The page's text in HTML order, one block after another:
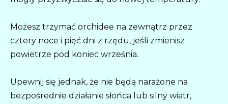
Możesz trzymać orchidee na zewnątrz przez
cztery noce i pięć dni z rzędu, jeśli zmienisz
powietrze pod koniec września.
Upewnij się jednak, że nie będą narażone na
bezpośrednie działanie słońca lub silny wiatr,